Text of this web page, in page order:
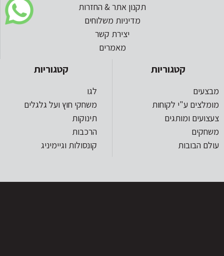
תקנון אתר & החזרות
מדיניות משלוחים
יצירת קשר
מאמרים
קטגוריות
מבצעים
מומלצים ע"י לקוחות
צעצועים ומותגים
משחקים
עולם הבובות
קטגוריות
לגו
משחקי חוץ ועל גלגלים
תינוקות
הרכבות
קונסולות וגיימיניג